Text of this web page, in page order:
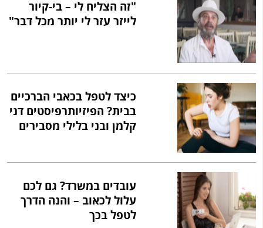
"זה הצליח לי – בי-קיור
לייזר עזר לי יותר מכל דבר"
כיצד לטפל בכאבי הברכיים
בבית? הפיזיותרפיסטים דני
קלמן ובני בלילי מסבירים
עובדים במשרד? גם לכם
עלול לכאוב – והנה הדרך
לטפל בכך